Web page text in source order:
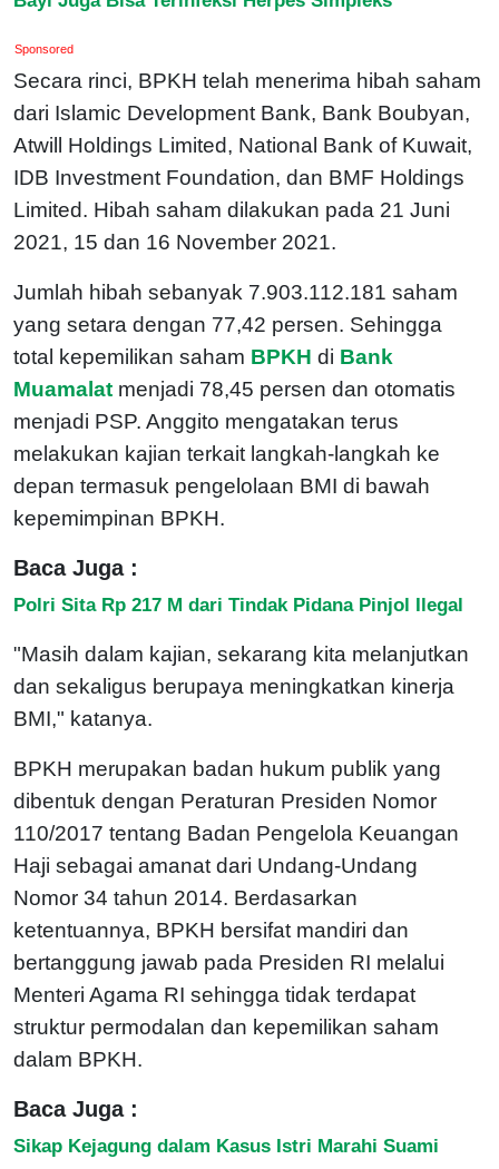
Sponsored
Secara rinci, BPKH telah menerima hibah saham
dari Islamic Development Bank, Bank Boubyan,
Atwill Holdings Limited, National Bank of Kuwait,
IDB Investment Foundation, dan BMF Holdings
Limited. Hibah saham dilakukan pada 21 Juni
2021, 15 dan 16 November 2021.
Jumlah hibah sebanyak 7.903.112.181 saham
yang setara dengan 77,42 persen. Sehingga
total kepemilikan saham BPKH di Bank
Muamalat menjadi 78,45 persen dan otomatis
menjadi PSP. Anggito mengatakan terus
melakukan kajian terkait langkah-langkah ke
depan termasuk pengelolaan BMI di bawah
kepemimpinan BPKH.
Baca Juga :
Polri Sita Rp 217 M dari Tindak Pidana Pinjol Ilegal
"Masih dalam kajian, sekarang kita melanjutkan
dan sekaligus berupaya meningkatkan kinerja
BMI," katanya.
BPKH merupakan badan hukum publik yang
dibentuk dengan Peraturan Presiden Nomor
110/2017 tentang Badan Pengelola Keuangan
Haji sebagai amanat dari Undang-Undang
Nomor 34 tahun 2014. Berdasarkan
ketentuannya, BPKH bersifat mandiri dan
bertanggung jawab pada Presiden RI melalui
Menteri Agama RI sehingga tidak terdapat
struktur permodalan dan kepemilikan saham
dalam BPKH.
Baca Juga :
Sikap Kejagung dalam Kasus Istri Marahi Suami